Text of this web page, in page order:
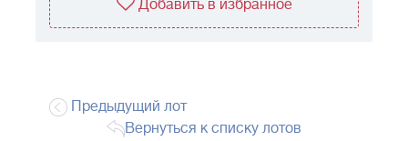
Добавить в избранное
Предыдущий лот
Вернуться к списку лотов